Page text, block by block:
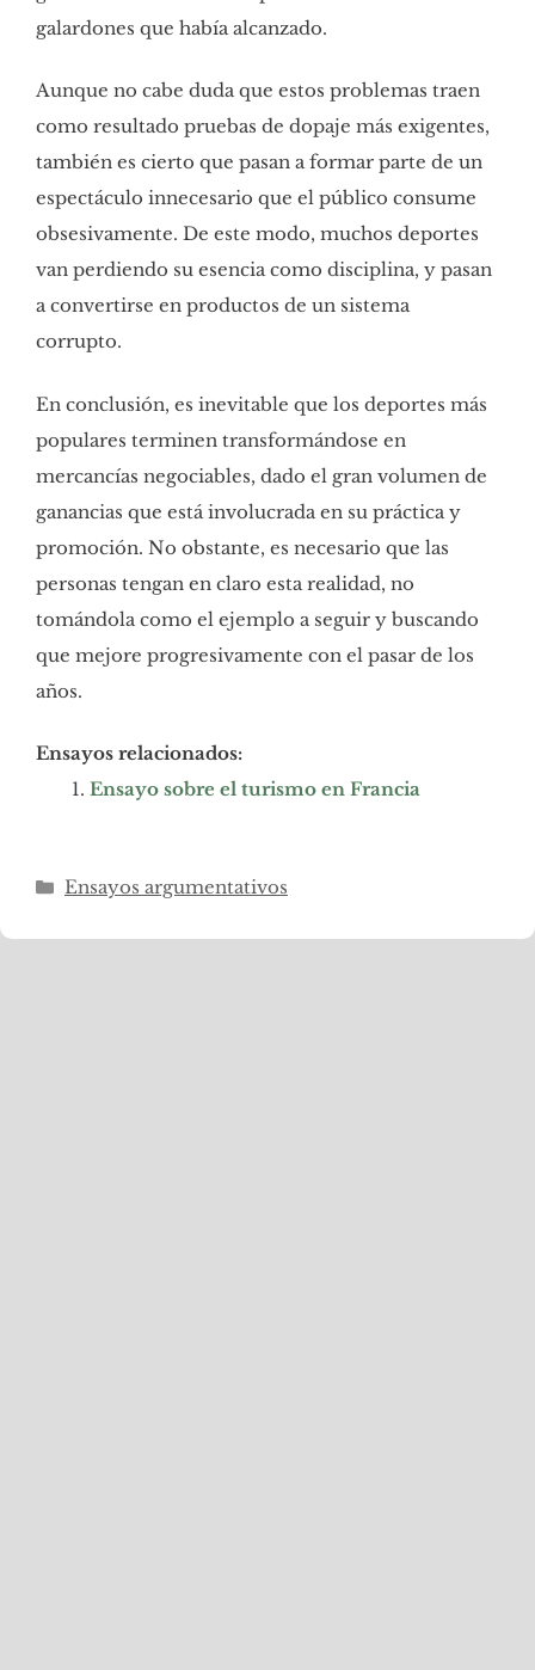
galardones que había alcanzado.
Aunque no cabe duda que estos problemas traen
como resultado pruebas de dopaje más exigentes,
también es cierto que pasan a formar parte de un
espectáculo innecesario que el público consume
obsesivamente. De este modo, muchos deportes
van perdiendo su esencia como disciplina, y pasan
a convertirse en productos de un sistema
corrupto.
En conclusión, es inevitable que los deportes más
populares terminen transformándose en
mercancías negociables, dado el gran volumen de
ganancias que está involucrada en su práctica y
promoción. No obstante, es necesario que las
personas tengan en claro esta realidad, no
tomándola como el ejemplo a seguir y buscando
que mejore progresivamente con el pasar de los
años.
Ensayos relacionados:
Ensayo sobre el turismo en Francia
Categorías
Ensayos argumentativos